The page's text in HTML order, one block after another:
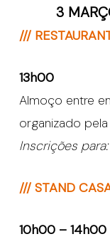
3
///
13h00
Almoço entre
organizado
Inscrições
/// STAND
10h00 – 14h00